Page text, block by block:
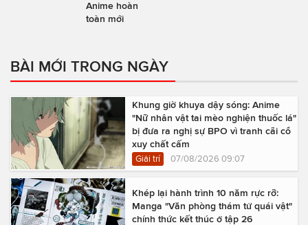
Anime hoàn
toàn mới
BÀI MỚI TRONG NGÀY
Khung giờ khuya dậy sóng: Anime
"Nữ nhân vật tai mèo nghiện thuốc lá"
bị đưa ra nghị sự BPO vì tranh cãi cổ
xuy chất cấm
Giải trí 07/08/2026 09:07
Khép lại hành trình 10 năm rực rỡ:
Manga "Văn phòng thám tử quái vật"
chính thức kết thúc ở tập 26